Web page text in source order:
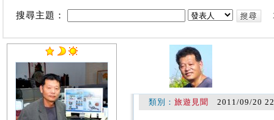
搜尋主題：
類別： 旅遊見聞 2011/09/20